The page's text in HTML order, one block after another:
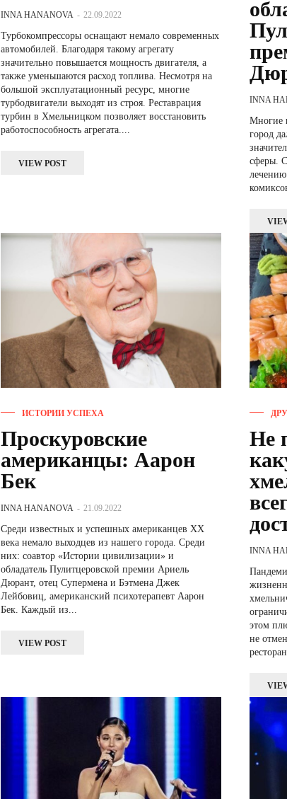
INNA HANANOVA - 22.09.2022
Турбокомпрессоры оснащают немало современных
автомобилей. Благодаря такому агрегату
значительно повышается мощность двигателя, а
также уменьшаются расход топлива. Несмотря на
большой эксплуатационный ресурс, многие
турбодвигатели выходят из строя. Реставрация
турбин в Хмельницком позволяет восстановить
работоспособность агрегата....
VIEW POST
INNA
Многие
город
сферы.
ИСТОРИИ УСПЕХА
Проскуровские
американцы: Аарон
Бек
INNA HANANOVA - 21.09.2022
Среди известных и успешных американцев ХХ
века немало выходцев из нашего города. Среди
них: соавтор «Истории цивилизации» и
обладатель Пулитцеровской премии Ариель
Дюрант, отец Супермена и Бэтмена Джек
Лейбовиц, американский психотерапевт Аарон
Бек. Каждый из...
VIEW POST
Не
INNA
этом
не